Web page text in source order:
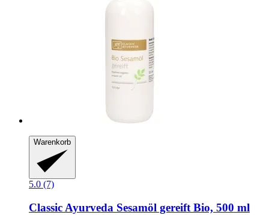
Warenkorb
5.0 (7)
Classic Ayurveda Sesamöl gereift Bio, 500 ml